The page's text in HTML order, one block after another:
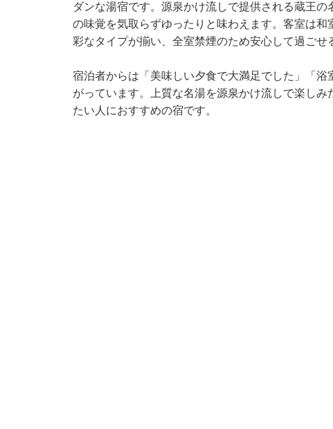
ダンな湯宿です。源泉かけ流しで提供される蔵王
の味覚を気取らずゆったりと味わえます。客室は
彩なタイプが揃い、全室禁煙のため安心して過ごせ
宿泊者からは「美味しい夕食で大満足でした」「
がっています。上質な名湯を源泉かけ流しで楽し
たい人におすすめの宿です。